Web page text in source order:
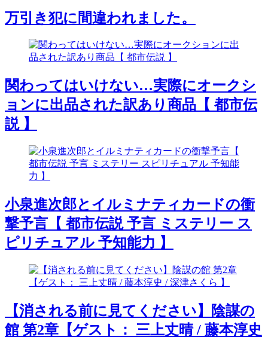
万引き犯に間違われました。
関わってはいけない…実際にオークシ
ョンに出品された訳あり商品【 都市伝
説 】
小泉進次郎とイルミナティカードの衝
撃予言【 都市伝説 予言 ミステリー ス
ピリチュアル 予知能力 】
【消される前に見てください】陰謀の
館 第2章【ゲスト： 三上丈晴 / 藤本淳史